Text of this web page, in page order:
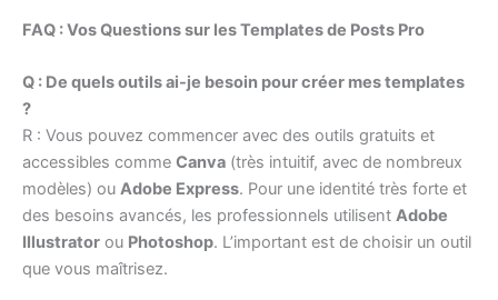
FAQ : Vos Questions sur les Templates de Posts Pro
Q : De quels outils ai-je besoin pour créer mes templates
?
R : Vous pouvez commencer avec des outils gratuits et
accessibles comme Canva (très intuitif, avec de nombreux
modèles) ou Adobe Express. Pour une identité très forte et
des besoins avancés, les professionnels utilisent Adobe
Illustrator ou Photoshop. L’important est de choisir un outil
que vous maîtrisez.